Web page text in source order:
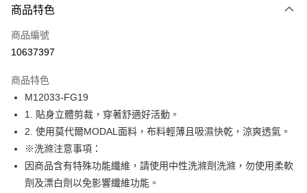
信用卡一次付款
信用卡分期付款
合作金庫商業銀行
華南商業銀行
上海商業儲蓄銀行
台北富邦商業銀行
國泰世華商業銀行
兆豐國際商業銀行
臺灣中小企業銀行
匯豐（台灣）商業銀行
華泰商業銀行
聯邦商業銀行
遠東國際商業銀行
元大商業銀行
LINE Pay
Apple Pay
悠遊付
商品特色
商品編號
10637397
商品特色
M12033-FG19
1. 貼身立體剪裁，穿著舒適好活動。
2. 使用莫代爾MODAL面料，布料輕薄且吸濕快乾，涼爽透氣。
※洗滌注意事項：
因商品含有特殊功能纖維，請使用中性洗滌劑洗滌，勿使用柔軟
劑及漂白劑以免影響纖維功能。